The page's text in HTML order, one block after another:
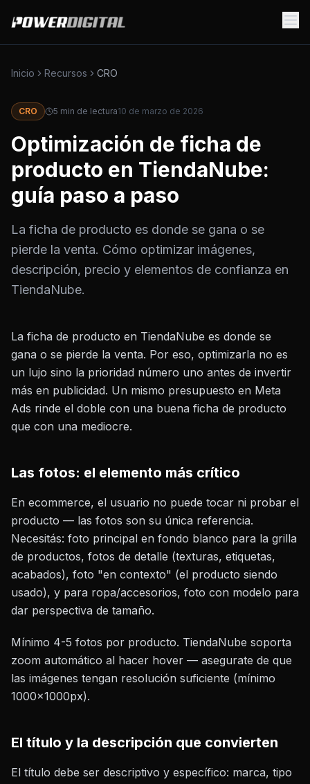
Inicio Recursos CRO
CRO 5 min de lectura10 de marzo de 2026
Optimización de ficha de
producto en TiendaNube:
guía paso a paso
La ficha de producto es donde se gana o se
pierde la venta. Cómo optimizar imágenes,
descripción, precio y elementos de confianza en
TiendaNube.
La ficha de producto en TiendaNube es donde se
gana o se pierde la venta. Por eso, optimizarla no es
un lujo sino la prioridad número uno antes de invertir
más en publicidad. Un mismo presupuesto en Meta
Ads rinde el doble con una buena ficha de producto
que con una mediocre.
Las fotos: el elemento más crítico
En ecommerce, el usuario no puede tocar ni probar el
producto — las fotos son su única referencia.
Necesitás: foto principal en fondo blanco para la grilla
de productos, fotos de detalle (texturas, etiquetas,
acabados), foto "en contexto" (el producto siendo
usado), y para ropa/accesorios, foto con modelo para
dar perspectiva de tamaño.
Mínimo 4-5 fotos por producto. TiendaNube soporta
zoom automático al hacer hover — asegurate de que
las imágenes tengan resolución suficiente (mínimo
1000×1000px).
El título y la descripción que convierten
El título debe ser descriptivo y específico: marca, tipo